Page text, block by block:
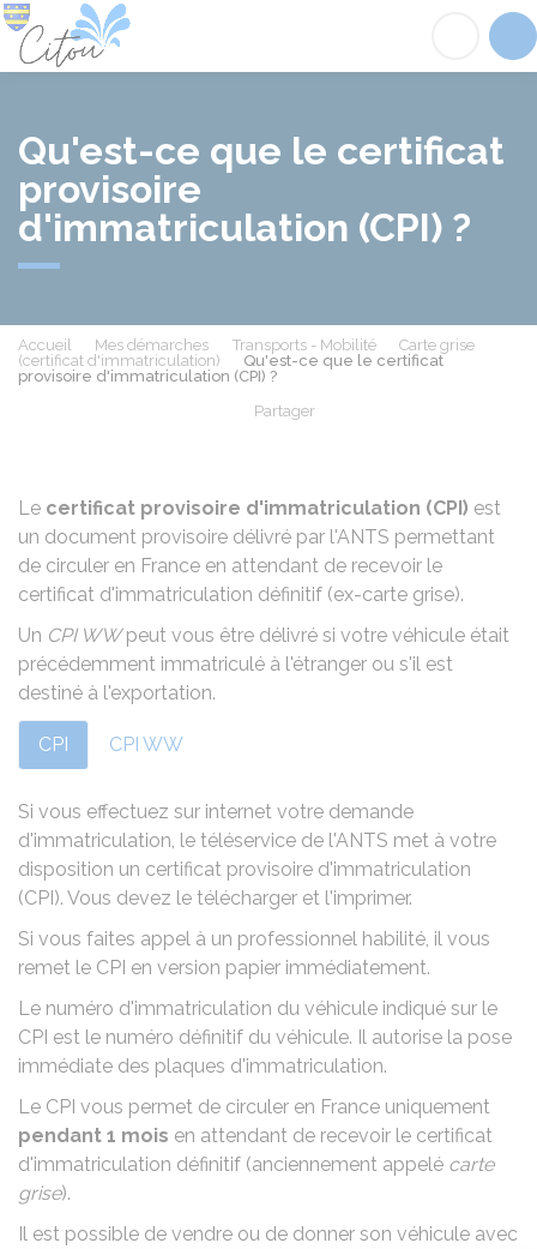
Qu'est-ce que le certificat
provisoire
d'immatriculation (CPI) ?
Accueil Mes démarches Transports - Mobilité
Carte grise
(certificat d'immatriculation)
Qu'est-ce que le certificat
provisoire d'immatriculation (CPI) ?
Partager
Le certificat provisoire d'immatriculation (CPI) est
un document provisoire délivré par l'ANTS permettant
de circuler en France en attendant de recevoir le
certificat d'immatriculation définitif (ex-carte grise).
Un CPI WWpeut vous être délivré si votre véhicule était
précédemment immatriculé à l'étranger ou s'il est
destiné à l'exportation.
CPI CPI WW
Si vous effectuez sur internet votre demande
d'immatriculation, le téléservice de l'ANTS met à votre
disposition un certificat provisoire d'immatriculation
(CPI). Vous devez le télécharger et l'imprimer.
Si vous faites appel à un professionnel habilité, il vous
remet le CPI en version papier immédiatement.
Le numéro d'immatriculation du véhicule indiqué sur le
CPI est le numéro définitif du véhicule. Il autorise la pose
immédiate des plaques d'immatriculation.
Le CPI vous permet de circuler en France uniquement
pendant 1 mois en attendant de recevoir le certificat
d'immatriculation définitif (anciennement appelé carte
grise).
Il est possible de vendre ou de donner son véhicule avec